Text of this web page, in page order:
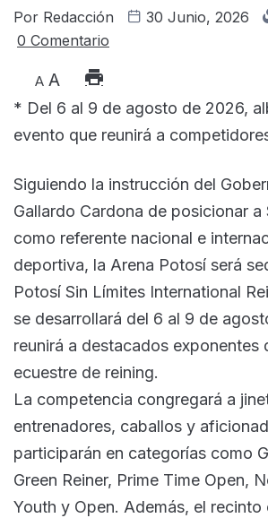
Por Redacción 30 Junio, 2026
0 Comentario
A A
* Del 6 al 9 de agosto de 2026,
evento que reunirá a
Siguiendo la instrucción del
Gallardo Cardona de posicionar a
como referente nacional e
deportiva, la Arena Potosí será
Potosí Sin Límites International
se desarrollará del 6 al 9 de
reunirá a destacados exponentes
ecuestre de reining.
La competencia congregará a
entrenadores, caballos y
participarán en categorías como
Green Reiner, Prime Time Open,
Youth y Open. Además, el recinto